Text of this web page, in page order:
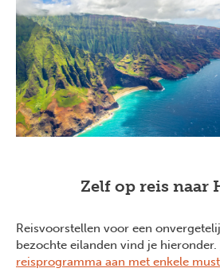
Zelf op reis naar
Reisvoorstellen voor een
bezochte eilanden vind je hieronder.
reisprogramma aan met enkele
Previous